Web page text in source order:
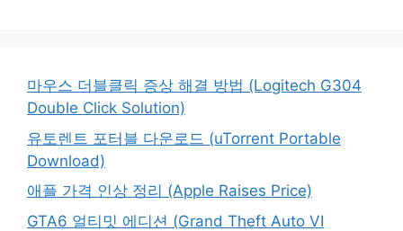
마우스 더블클릭 증상 해결 방법 (Logitech G304
Double Click Solution)
유토렌트 포터블 다운로드 (uTorrent Portable
Download)
애플 가격 인상 정리 (Apple Raises Price)
GTA6 얼티밋 에디션 (Grand Theft Auto VI